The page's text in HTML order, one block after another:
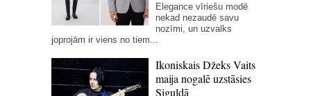
Elegance vīriešu modē
nekad nezaudē savu
nozīmi, un uzvalks
joprojām ir viens no tiem...
Ikoniskais Džeks Vaits
maija nogalē uzstāsies
Siguldā